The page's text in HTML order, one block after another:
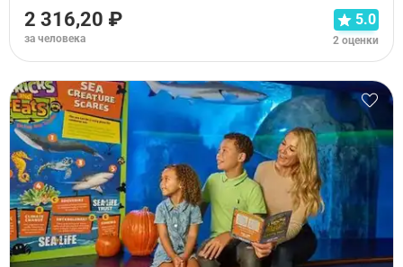
2 316,20 ₽
за человека
5.0
2 оценки